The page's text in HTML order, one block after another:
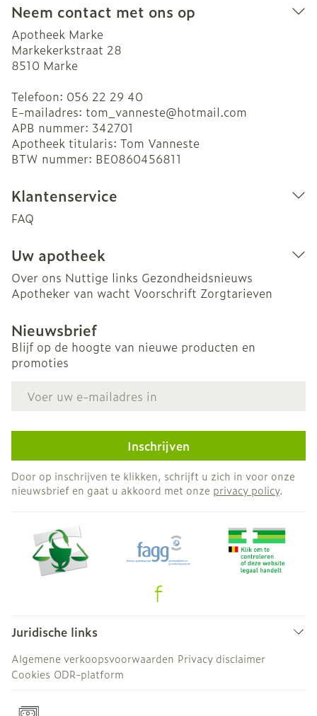
Neem contact met ons op
Apotheek Marke
Markekerkstraat 28
8510 Marke
Telefoon: 056 22 29 40
E-mailadres: tom_vanneste@hotmail.com
APB nummer: 342701
Apotheek titularis: Tom Vanneste
BTW nummer: BE0860456811
Klantenservice
FAQ
Uw apotheek
Over ons Nuttige links Gezondheidsnieuws
Apotheker van wacht Voorschrift Zorgtarieven
Nieuwsbrief
Blijf op de hoogte van nieuwe producten en
promoties
Inschrijven
Door op inschrijven te klikken, schrijft u zich in voor onze
nieuwsbrief en gaat u akkoord met onze privacy policy.
Juridische links
Algemene verkoopsvoorwaarden Privacy disclaimer
Cookies ODR-platform